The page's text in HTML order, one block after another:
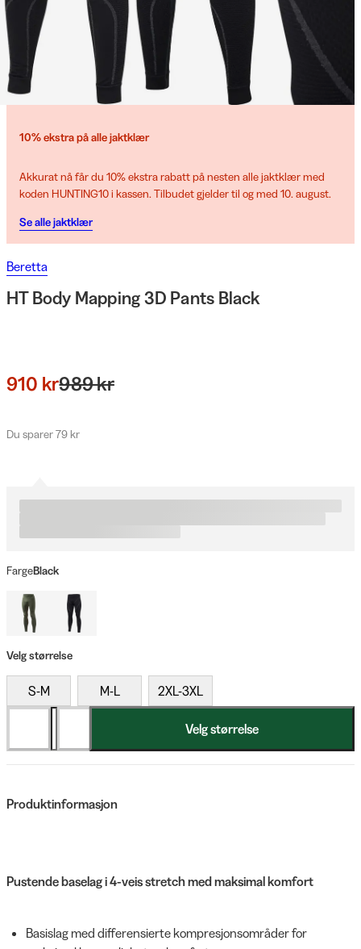
10% ekstra på alle jaktklær
Akkurat nå får du 10% ekstra rabatt på nesten alle jaktklær med
koden HUNTING10 i kassen. Tilbudet gjelder til og med 10. august.
Se alle jaktklær
Beretta
HT Body Mapping 3D Pants Black
910 kr989 kr
Du sparer 79 kr
FargeBlack
Velg størrelse
S-M M-L 2XL-3XL
Velg størrelse
Produktinformasjon
Pustende baselag i 4-veis stretch med maksimal komfort
Basislag med differensierte kompresjonsområder for